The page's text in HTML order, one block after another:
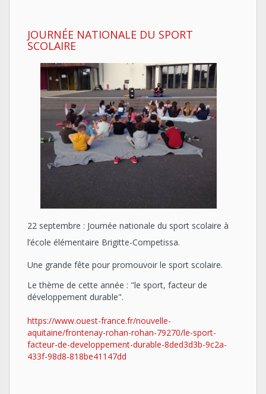
JOURNÉE NATIONALE DU SPORT
SCOLAIRE
22 septembre : Journée nationale du sport scolaire à
l’école élémentaire Brigitte-Competissa.
Une grande fête pour promouvoir le sport scolaire.
Le thème de cette année : "le sport, facteur de
développement durable".
https://www.ouest-france.fr/nouvelle-
aquitaine/frontenay-rohan-rohan-79270/le-sport-
facteur-de-developpement-durable-8ded3d3b-9c2a-
433f-98d8-818be41147dd